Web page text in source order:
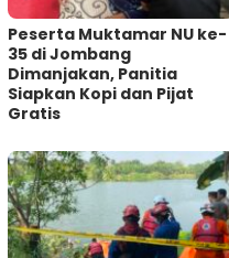
Peserta Muktamar NU ke-
35 di Jombang
Dimanjakan, Panitia
Siapkan Kopi dan Pijat
Gratis